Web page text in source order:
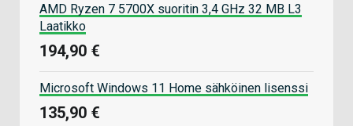
AMD Ryzen 7 5700X suoritin 3,4 GHz 32 MB L3
Laatikko
194,90 €
Microsoft Windows 11 Home sähköinen lisenssi
135,90 €